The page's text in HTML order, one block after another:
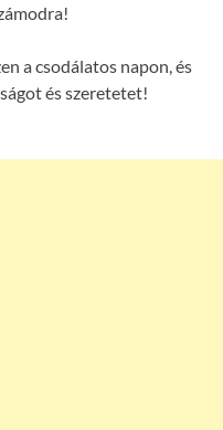
a csodálatos napon, és
és szeretetet!